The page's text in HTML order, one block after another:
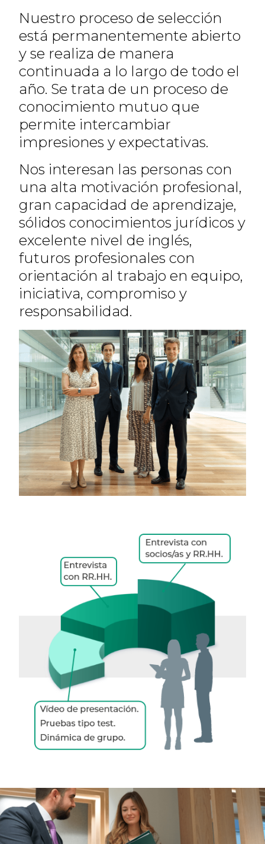
Nuestro proceso de selección
está permanentemente abierto
y se realiza de manera
continuada a lo largo de todo el
año. Se trata de un proceso de
conocimiento mutuo que
permite intercambiar
impresiones y expectativas.
Nos interesan las personas con
una alta motivación profesional,
gran capacidad de aprendizaje,
sólidos conocimientos jurídicos y
excelente nivel de inglés,
futuros profesionales con
orientación al trabajo en equipo,
iniciativa, compromiso y
responsabilidad.